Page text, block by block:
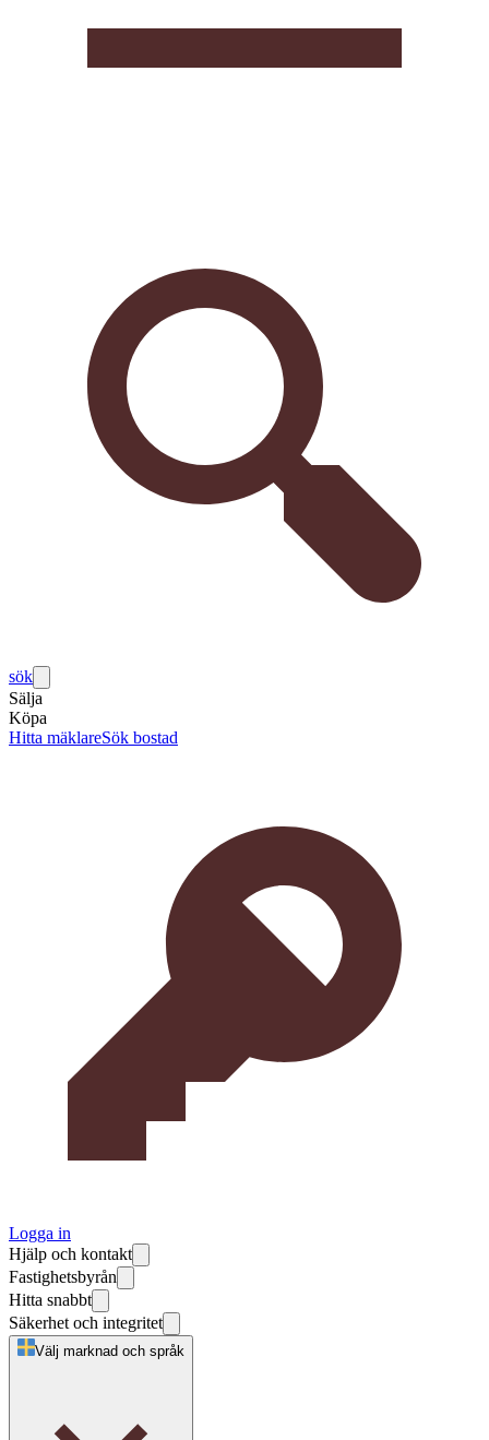
sök
Sälja
Köpa
Hitta mäklareSök bostad
Logga in
Hjälp och kontakt
Fastighetsbyrån
Hitta snabbt
Säkerhet och integritet
Välj marknad och språk